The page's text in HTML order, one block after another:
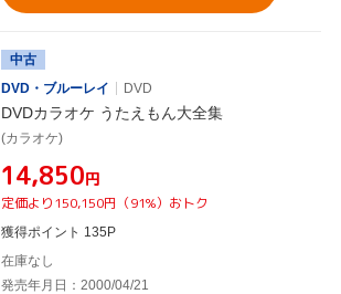
中古
DVD・ブルーレイ
DVD
DVDカラオケ うたえもん大全集
(カラオケ)
¥14,850円
定価より150,150円（91%）おトク
獲得ポイント 135P
在庫なし
発売年月日：2000/04/21